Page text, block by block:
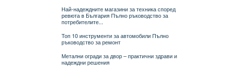
Най-надеждните магазини за техника според
ревюта в България Пълно ръководство за
потребителите...
Топ 10 инструменти за автомобили Пълно
ръководство за ремонт
Метални огради за двор – практични здрави и
надеждни решения